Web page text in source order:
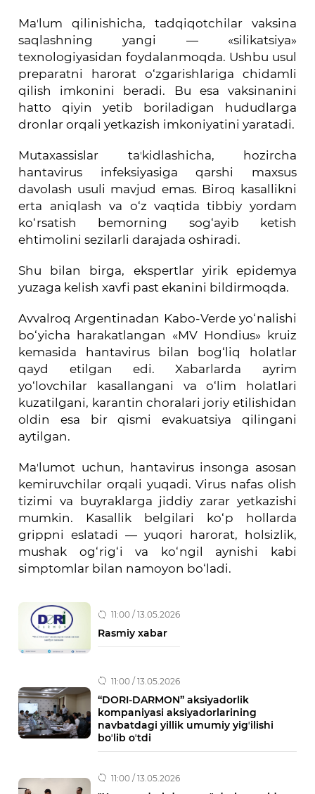
Maʼlum qilinishicha, tadqiqotchilar vaksina
saqlashning yangi — «silikatsiya»
texnologiyasidan foydalanmoqda. Ushbu usul
preparatni harorat o‘zgarishlariga chidamli
qilish imkonini beradi. Bu esa vaksinanini
hatto qiyin yetib boriladigan hududlarga
dronlar orqali yetkazish imkoniyatini yaratadi.
Mutaxassislar taʼkidlashicha, hozircha
hantavirus infeksiyasiga qarshi maxsus
davolash usuli mavjud emas. Biroq kasallikni
erta aniqlash va o‘z vaqtida tibbiy yordam
ko‘rsatish bemorning sog‘ayib ketish
ehtimolini sezilarli darajada oshiradi.
Shu bilan birga, ekspertlar yirik epidemya
yuzaga kelish xavfi past ekanini bildirmoqda.
Avvalroq Argentinadan Kabo-Verde yo‘nalishi
bo‘yicha harakatlangan «MV Hondius» kruiz
kemasida hantavirus bilan bog‘liq holatlar
qayd etilgan edi. Xabarlarda ayrim
yo‘lovchilar kasallangani va o‘lim holatlari
kuzatilgani, karantin choralari joriy etilishidan
oldin esa bir qismi evakuatsiya qilingani
aytilgan.
Maʼlumot uchun, hantavirus insonga asosan
kemiruvchilar orqali yuqadi. Virus nafas olish
tizimi va buyraklarga jiddiy zarar yetkazishi
mumkin. Kasallik belgilari ko‘p hollarda
grippni eslatadi — yuqori harorat, holsizlik,
mushak og‘rig‘i va ko‘ngil aynishi kabi
simptomlar bilan namoyon bo‘ladi.
11:00 / 13.05.2026
Rasmiy xabar
11:00 / 13.05.2026
“DORI-DARMON” aksiyadorlik
kompaniyasi aksiyadorlarining
navbatdagi yillik umumiy yigʼilishi
boʼlib oʼtdi
11:00 / 13.05.2026